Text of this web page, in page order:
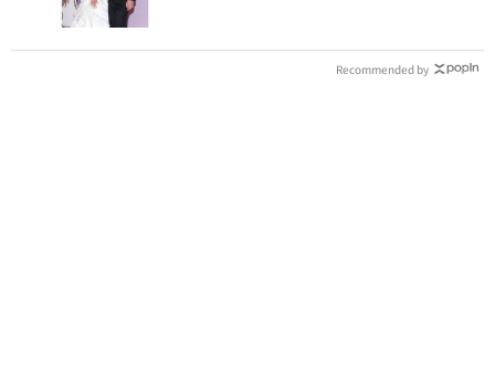
Recommended by